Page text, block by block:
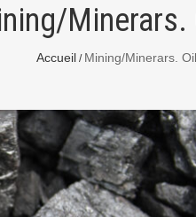
Minerars.
Accueil Mining/Minerars.